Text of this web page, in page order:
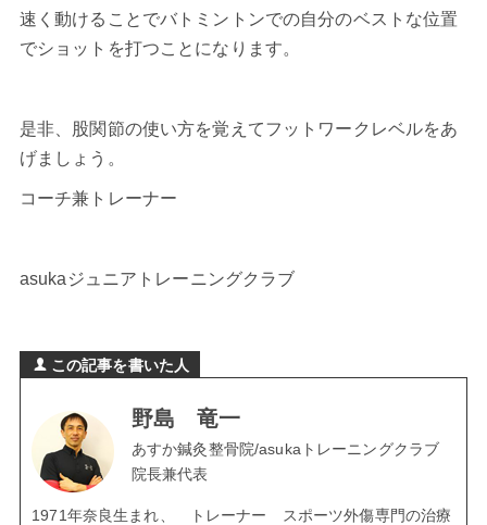
速く動けることでバトミントンでの自分のベストな位置
でショットを打つことになります。
是非、股関節の使い方を覚えてフットワークレベルをあ
げましょう。
コーチ兼トレーナー
asukaジュニアトレーニングクラブ
この記事を書いた人
野島 竜一
あすか鍼灸整骨院/asukaトレーニングクラブ
院長兼代表
1971年奈良生まれ、 トレーナー スポーツ外傷専門の治療